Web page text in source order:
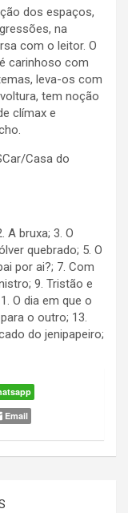
dos espaços,
na
com o leitor. O
carinhoso com
leva-os com
tem noção
clímax e
Casa do
A bruxa; 3. O
quebrado; 5. O
por ai?; 7. Com
9. Tristão e
O dia em que o
o outro; 13.
do jenipapeiro;
Email